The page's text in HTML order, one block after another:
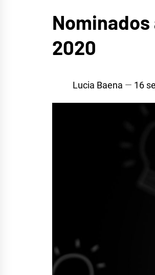
Nominados
2020
Lucia Baena 16